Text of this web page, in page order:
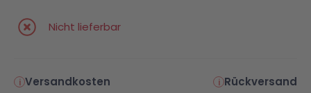
Nicht lieferbar
Versandkosten
Rückversand